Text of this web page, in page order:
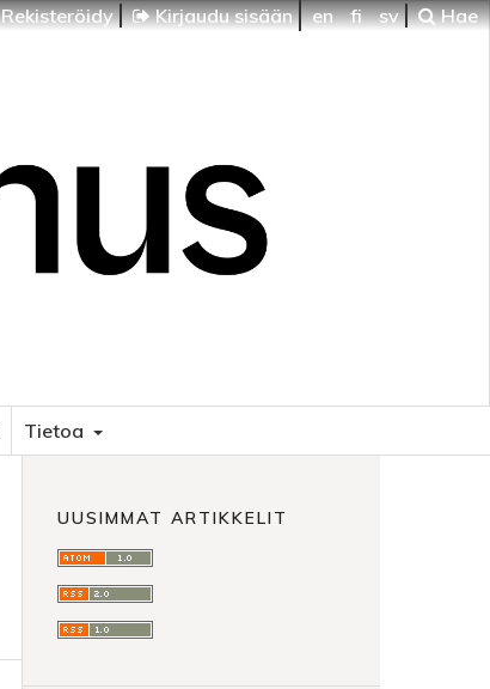
Rekisteröidy Kirjaudu sisään en fi sv Hae
Tietoa
UUSIMMAT ARTIKKELIT